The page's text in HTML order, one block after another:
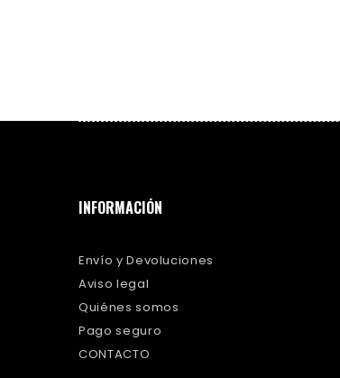
INFORMACIÓN
Envío y Devoluciones
Aviso legal
Quiénes somos
Pago seguro
CONTACTO